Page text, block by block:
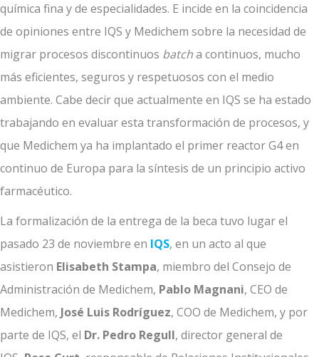
química fina y de especialidades. E incide en la coincidencia
de opiniones entre IQS y Medichem sobre la necesidad de
migrar procesos discontinuos  batch a continuos, mucho
más eficientes, seguros y respetuosos con el medio
ambiente. Cabe decir que actualmente en IQS se ha estado
trabajando en evaluar esta transformación de procesos, y
que Medichem ya ha implantado el primer reactor G4 en
continuo de Europa para la síntesis de un principio activo
farmacéutico.
La formalización de la entrega de la beca tuvo lugar el
pasado 23 de noviembre en IQS, en un acto al que
asistieron Elisabeth Stampa, miembro del Consejo de
Administración de Medichem, Pablo Magnani, CEO de
Medichem, José Luis Rodríguez, COO de Medichem, y por
parte de IQS, el Dr. Pedro Regull, director general de